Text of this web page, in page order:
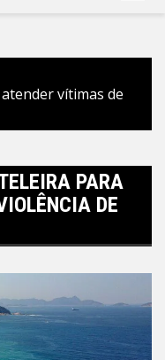
vítimas de
PARA
DE